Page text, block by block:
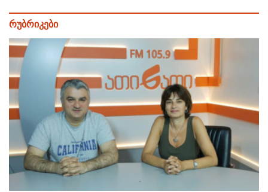
რუბრიკები